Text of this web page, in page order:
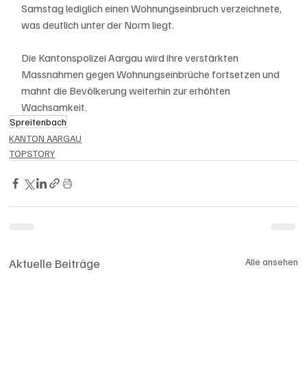
Samstag lediglich einen Wohnungseinbruch verzeichnete,
was deutlich unter der Norm liegt.
Die Kantonspolizei Aargau wird ihre verstärkten
Massnahmen gegen Wohnungseinbrüche fortsetzen und
mahnt die Bevölkerung weiterhin zur erhöhten
Wachsamkeit.
Spreitenbach
KANTON AARGAU
TOPSTORY
Aktuelle Beiträge Alle ansehen